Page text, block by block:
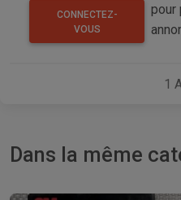
CONNECTEZ-
VOUS
pour
1
Dans la même